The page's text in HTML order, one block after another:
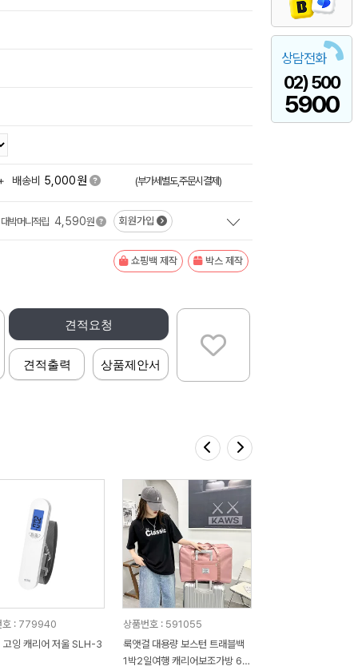
상담전화
02) 500
5900
배송비 5,000원 (부가세별도,주문시결제)
대박머니적립 4,590원 회원가입
쇼핑백 제작 박스 제작
견적요청
견적출력 상품제안서
호 : 779940
고잉 캐리어 저울 SLH-3
상품번호 : 591055
룩앳걸 대용량 보스턴 트래블백
1박2일여행 캐리어보조가방 6 c